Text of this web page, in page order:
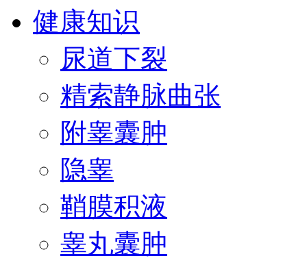
健康知识
尿道下裂
精索静脉曲张
附睾囊肿
隐睾
鞘膜积液
睾丸囊肿